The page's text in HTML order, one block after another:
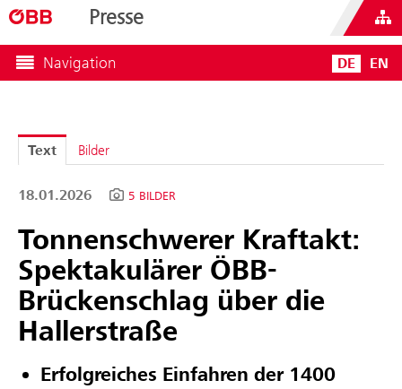
Presse
Navigation DE EN
Text Bilder
18.01.2026 5 BILDER
Tonnenschwerer Kraftakt:
Spektakulärer ÖBB-
Brückenschlag über die
Hallerstraße
Erfolgreiches Einfahren der 1400